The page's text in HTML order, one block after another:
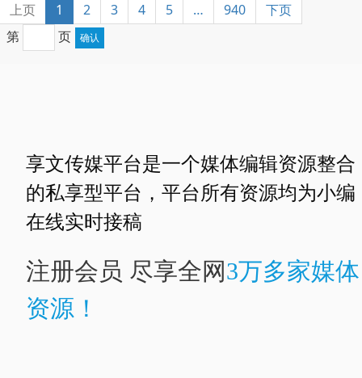
上页 1 2 3 4 5 … 940
下页
第
页 确认
享文传媒平台是一个媒体编辑资源整合
的私享型平台，平台所有资源均为小编
在线实时接稿
注册会员 尽享全网3万多家媒体
资源！